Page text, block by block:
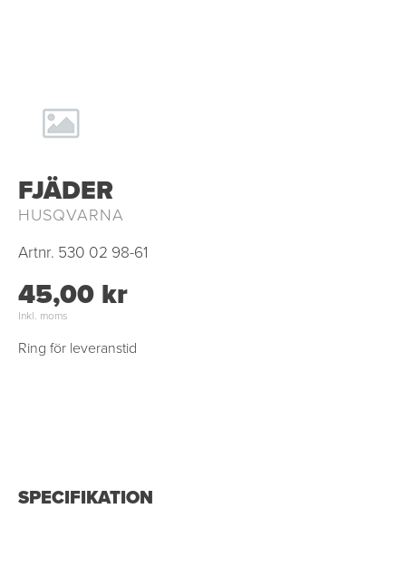
FJÄDER
HUSQVARNA
Artnr. 530 02 98-61
45,00 kr
Inkl. moms
Ring för leveranstid
SPECIFIKATION